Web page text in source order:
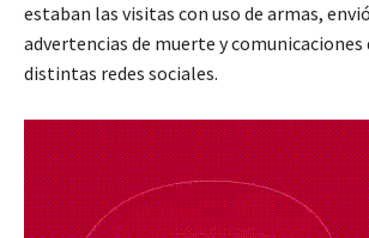
estaban las visitas con uso de armas,
advertencias de muerte y
distintas redes sociales.